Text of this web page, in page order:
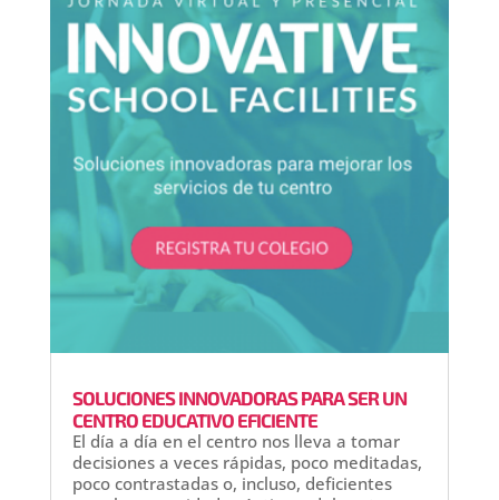
SOLUCIONES INNOVADORAS PARA SER UN
CENTRO EDUCATIVO EFICIENTE
El día a día en el centro nos lleva a tomar
decisiones a veces rápidas, poco meditadas,
poco contrastadas o, incluso, deficientes